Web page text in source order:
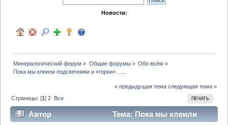
Новости:
Минералогический форум » Общие форумы» Обо всём »
Пока мы клеили подсвечники и «горки»……
« предыдущая тема следующая тема »
ПЕЧАТЬ
Страницы: [1]2 Все
Автор
Тема: Пока мы клеили